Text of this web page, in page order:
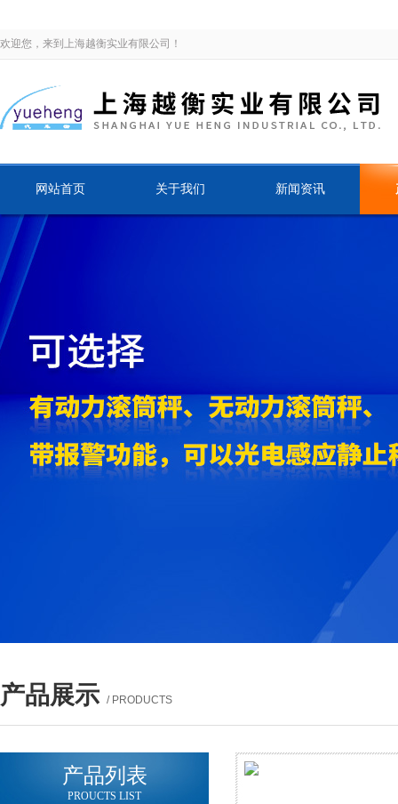
欢迎您，来到上海越衡实业有限公司！
网站首页 关于我们 新闻资讯
产品展示 / PRODUCTS
产品列表
PROUCTS LIST